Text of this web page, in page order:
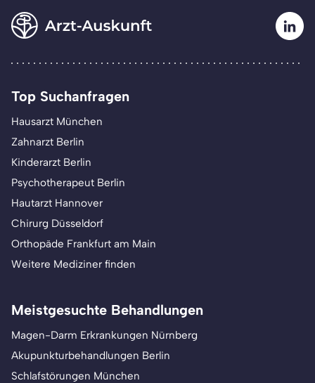
Top Suchanfragen
Hausarzt München
Zahnarzt Berlin
Kinderarzt Berlin
Psychotherapeut Berlin
Hautarzt Hannover
Chirurg Düsseldorf
Orthopäde Frankfurt am Main
Weitere Mediziner finden
Meistgesuchte Behandlungen
Magen-Darm Erkrankungen Nürnberg
Akupunkturbehandlungen Berlin
Schlafstörungen München